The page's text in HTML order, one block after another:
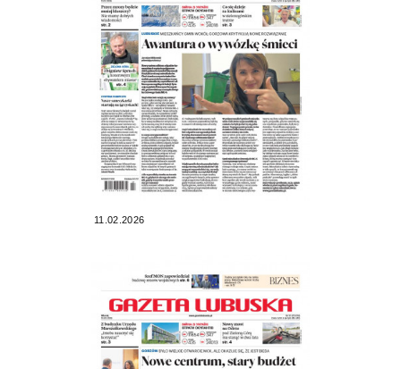
11.02.2026